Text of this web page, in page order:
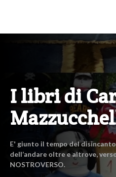
I libri di
E' giunto il tempo del
dell’andare oltre e altrove,
NOSTROVERSO.